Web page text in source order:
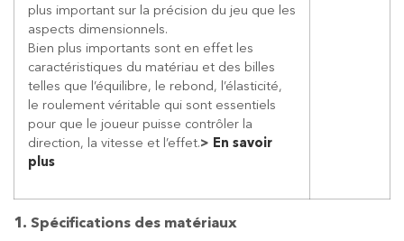
plus important sur la précision du jeu que les
aspects dimensionnels.
Bien plus importants sont en effet les
caractéristiques du matériau et des billes
telles que l’équilibre, le rebond, l’élasticité,
le roulement véritable qui sont essentiels
pour que le joueur puisse contrôler la
direction, la vitesse et l’effet.> En savoir
plus
1. Spécifications des matériaux